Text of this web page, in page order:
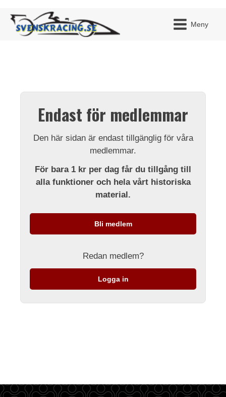
Meny
Endast för medlemmar
Den här sidan är endast tillgänglig för våra
medlemmar.
För bara 1 kr per dag får du tillgång till
alla funktioner och hela vårt historiska
material.
Bli medlem
Redan medlem?
Logga in